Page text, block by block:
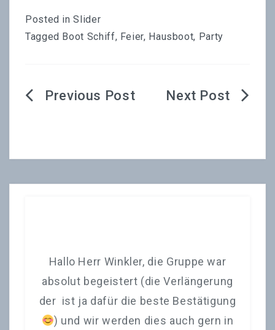
JOBS
ANFRAGE | RESERVIERUNG
Posted inSlider
Tagged Boot Schiff, Feier, Hausboot, Party
Beitragsnavigation
Hallo Herr Winkler, die Gruppe war
absolut begeistert (die Verlängerung
der ist ja dafür die beste Bestätigung
) und wir werden dies auch gern in